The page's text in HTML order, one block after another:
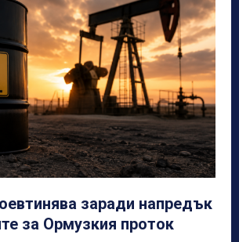
заради напредък
за Ормузкия проток